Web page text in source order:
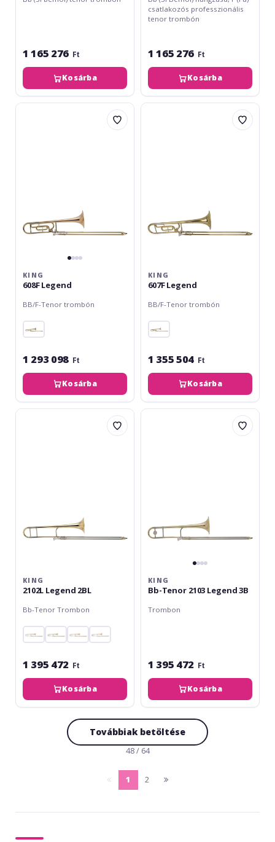
1 165 276 Ft
Kosárba
csatlakozós professzionális
tenor trombón
1 165 276 Ft
Kosárba
King
KING
608F Legend
BB/F-Tenor trombón
1 293 098 Ft
Kosárba
King
KING
607F Legend
BB/F-Tenor trombón
1 355 504 Ft
Kosárba
King
KING
2102L Legend 2BL
Bb-Tenor Trombon
1 395 472 Ft
Kosárba
King
KING
Bb-Tenor 2103 Legend 3B
Trombon
1 395 472 Ft
Kosárba
Továbbiak betöltése
48 / 64
pagina
1
(current)
2
pagina